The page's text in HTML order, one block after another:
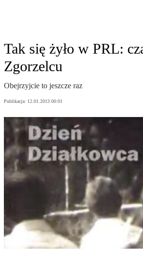
Tak się żyło w PRL:
Zgorzelcu
Obejrzyjcie to jeszcze raz
Publikacja: 12.01.2013 00:01